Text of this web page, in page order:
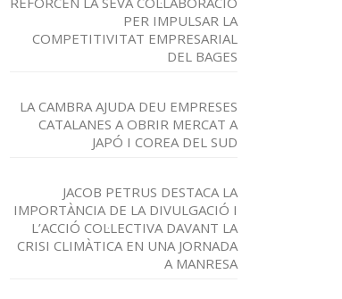
PER IMPULSAR LA
COMPETITIVITAT EMPRESARIAL
DEL BAGES
LA CAMBRA AJUDA DEU EMPRESES
CATALANES A OBRIR MERCAT A
JAPÓ I COREA DEL SUD
JACOB PETRUS DESTACA LA
IMPORTÀNCIA DE LA DIVULGACIÓ I
L’ACCIÓ COL·LECTIVA DAVANT LA
CRISI CLIMÀTICA EN UNA JORNADA
A MANRESA